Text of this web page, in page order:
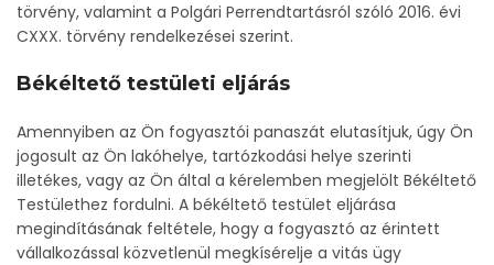
törvény, valamint a Polgári Perrendtartásról szóló 2016. évi
CXXX. törvény rendelkezései szerint.
Békéltető testületi eljárás
Amennyiben az Ön fogyasztói panaszát elutasítjuk, úgy Ön
jogosult az Ön lakóhelye, tartózkodási helye szerinti
illetékes, vagy az Ön által a kérelemben megjelölt Békéltető
Testülethez fordulni. A békéltető testület eljárása
megindításának feltétele, hogy a fogyasztó az érintett
vállalkozással közvetlenül megkísérelje a vitás ügy